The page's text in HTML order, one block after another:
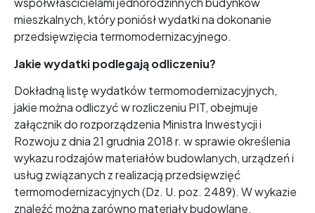
mieszkalnych, który poniósł wydatki na dokonanie
przedsięwzięcia termomodernizacyjnego.
Jakie wydatki podlegają odliczeniu?
Dokładną listę wydatków termomodernizacyjnych,
jakie można odliczyć w rozliczeniu PIT, obejmuje
załącznik do rozporządzenia Ministra Inwestycji i
Rozwoju z dnia 21 grudnia 2018 r. w sprawie określenia
wykazu rodzajów materiałów budowlanych, urządzeń i
usług związanych z realizacją przedsięwzięć
termomodernizacyjnych (Dz. U. poz. 2489). W wykazie
znaleźć można zarówno materiały budowlane,